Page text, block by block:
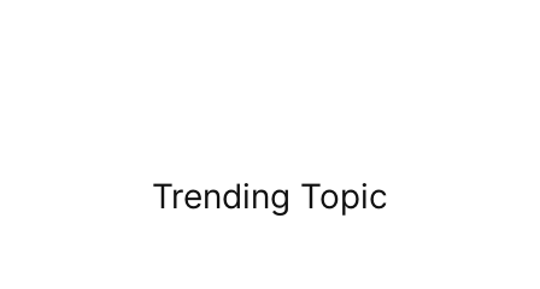
Trending Topic